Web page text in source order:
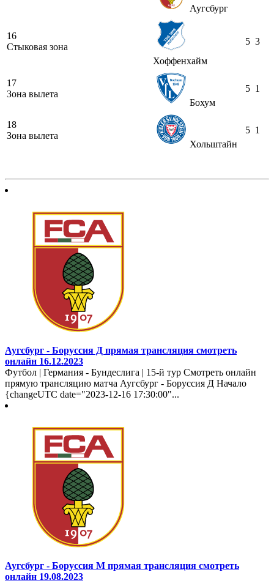
Аугсбург
16
Стыковая зона
Хоффенхайм
5 3
17
Зона вылета
Бохум
5 1
18
Зона вылета
Хольштайн
5 1
Аугсбург - Боруссия Д прямая трансляция смотреть
онлайн 16.12.2023
Футбол | Германия - Бундеслига | 15-й тур Смотреть онлайн
прямую трансляцию матча Аугсбург - Боруссия Д Начало
{changeUTC date="2023-12-16 17:30:00"...
Аугсбург - Боруссия М прямая трансляция смотреть
онлайн 19.08.2023